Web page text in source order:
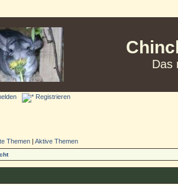
Das
Registrieren
Themen |Aktive Themen